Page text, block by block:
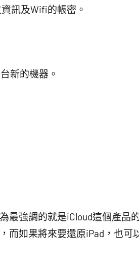
訊及Wifi的帳密。
新的機器。
最強調的就是iCloud這個產品
而如果將來要還原iPad，也可